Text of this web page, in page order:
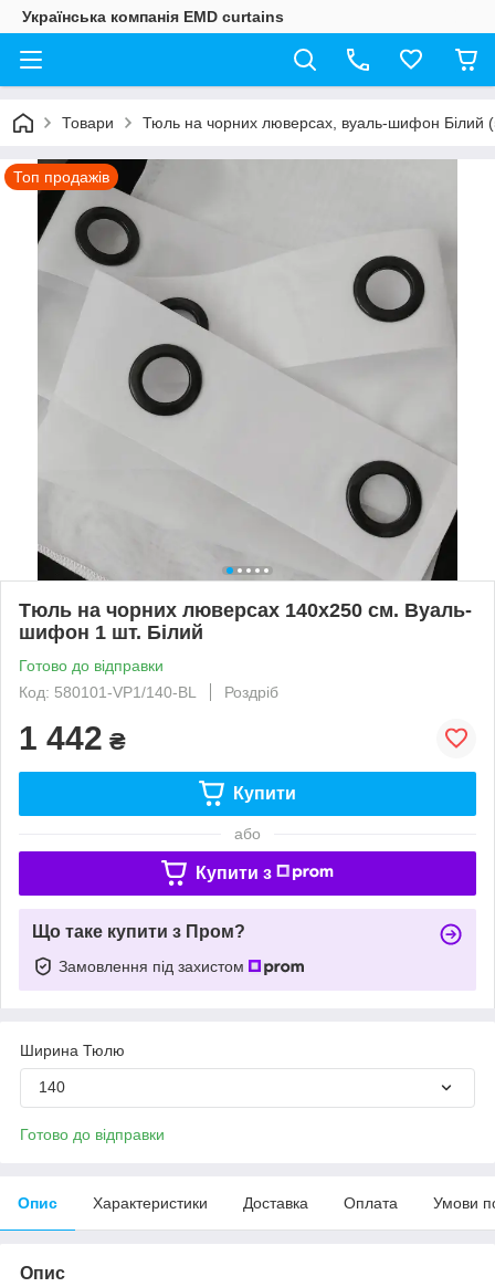
Українська компанія EMD curtains
Товари Тюль на чорних люверсах, вуаль-шифон Білий
Топ продажів
Тюль на чорних люверсах 140х250 см. Вуаль-
шифон 1 шт. Білий
Готово до відправки
Код: 580101-VP1/140-BL
Роздріб
1 442 ₴
Купити
або
Купити з
Що таке купити з Пром?
Замовлення під захистом
Ширина Тюлю
140
Готово до відправки
Опис Характеристики Доставка Оплата Умови
Опис